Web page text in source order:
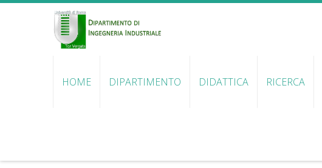
HOME DIPARTIMENTO DIDATTICA RICERCA